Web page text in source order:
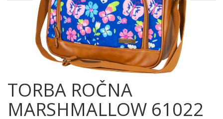
TORBA ROČNA
MARSHMALLOW 61022